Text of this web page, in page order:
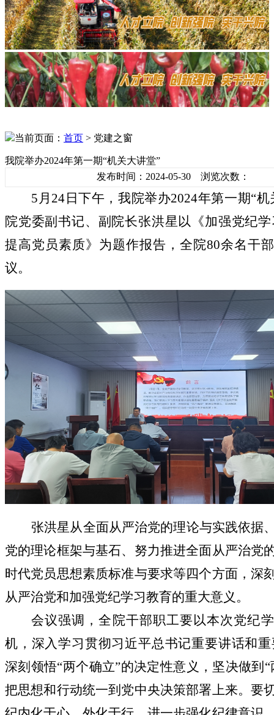
当前页面： 首页 > 党建之窗
我院举办2024年第一期“机关大讲堂”
发布时间：2024-05-30 浏览次数：
5 月 24 日下午 ，我院举办2024年第一期“机
院党委副书记、副院长张洪星 以 《加强党纪
提高党员素质》为题作报告 ，全院80余名干
议。
张洪星从全面从严治党的理论与实践依据
党的理论框架与基石、努力推进全面从严治党
时代党员思想素质标准与要求等四个方面，深
从严治党和加强党纪学习教育的重大意义。
会议强调，全院干部职工要以本次党纪
机 ，深入学习贯彻习近平总书记重要讲话和
深刻领悟“两个确立”的决定性意义，坚决做到
把思想和行动统一到党中央决策部署上来。要